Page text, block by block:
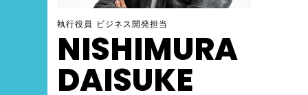
執行役員 ビジネス開発担当
NISHIMURA
DAISUKE